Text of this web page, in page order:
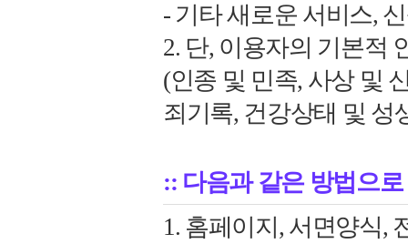
- 기타 새로운 서비스,
2. 단, 이용자의 기본적
(인종 및 민족, 사상 및
죄기록, 건강상태 및 성
:: 다음과 같은 방법으
1. 홈페이지, 서면양식,